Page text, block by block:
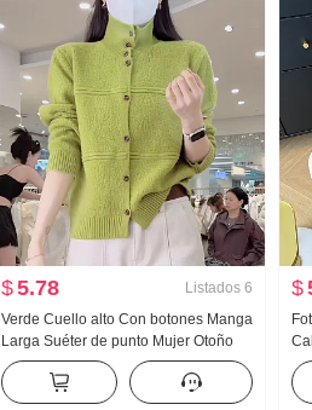
$5.78 Listados 6
Verde Cuello alto Con botones Manga
Larga Suéter de punto Mujer Otoño
Invierno Suéter 2025 Año Nuevo
Avanzado Sentido Reducción de
edad Top
$